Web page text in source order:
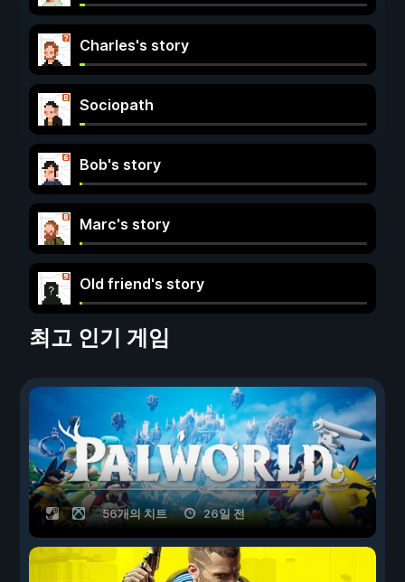
Charles's story
Sociopath
Bob's story
Marc's story
Old friend's story
최고 인기 게임
56개의 치트 26일 전